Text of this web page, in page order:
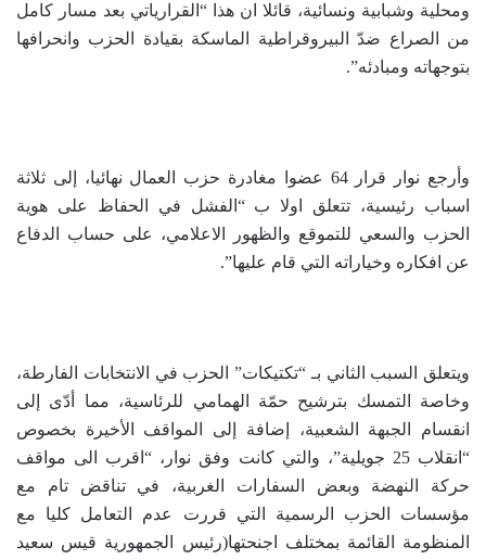
ومحلية وشبابية ونسائية، قائلا ان هذا “القرارياتي بعد مسار كامل
من الصراع ضدّ البيروقراطية الماسكة بقيادة الحزب وانحرافها
بتوجهاته ومبادئه”.
وأرجع نوار قرار 64 عضوا مغادرة حزب العمال نهائيا، إلى ثلاثة
اسباب رئيسية، تتعلق اولا ب “الفشل في الحفاظ على هوية
الحزب والسعي للتموقع والظهور الاعلامي، على حساب الدفاع
عن افكاره وخياراته التي قام عليها”.
ويتعلق السبب الثاني بـ “تكتيكات” الحزب في الانتخابات الفارطة،
وخاصة التمسك بترشيح حمّة الهمامي للرئاسية، مما أدّى إلى
انقسام الجبهة الشعبية، إضافة إلى المواقف الأخيرة بخصوص
“انقلاب 25 جويلية”، والتي كانت وفق نوار، “اقرب الى مواقف
حركة النهضة وبعض السفارات الغربية، في تناقض تام مع
مؤسسات الحزب الرسمية التي قررت عدم التعامل كليا مع
المنظومة القائمة بمختلف اجنحتها(رئيس الجمهورية قيس سعيد